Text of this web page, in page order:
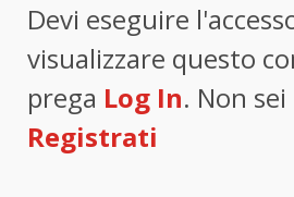
Devi eseguire
visualizzare questo
prega Log In. Non
Registrati